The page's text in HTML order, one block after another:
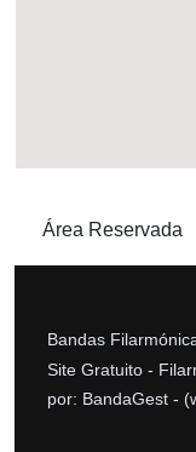
Área Reservada
Bandas
Site Gratuito -
por: BandaGest -